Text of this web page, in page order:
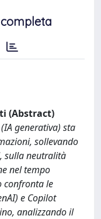
(Abstract)
generativa) sta
sollevando
sulla neutralità
nel tempo
confronta le
e Copilot
analizzando il